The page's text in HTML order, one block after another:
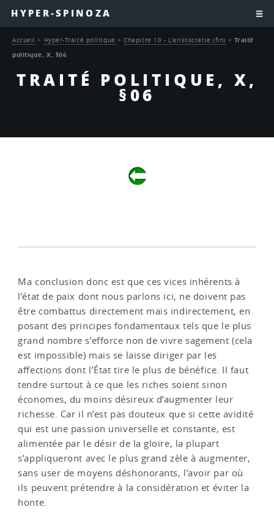
HYPER-SPINOZA
TRAITÉ POLITIQUE, X,
§06
Accueil > Hyper-Traité politique >Chapitre 10 - L’aristocratie (fin) > Traité
politique, X, §06
Ma conclusion donc est que ces vices inhérents à
l’état de paix dont nous parlons ici, ne doivent pas
être combattus directement mais indirectement, en
posant des principes fondamentaux tels que le plus
grand nombre s’efforce non de vivre sagement (cela
est impossible) mais se laisse diriger par les
affections dont l’État tire le plus de bénéfice. Il faut
tendre surtout à ce que les riches soient sinon
économes, du moins désireux d’augmenter leur
richesse. Car il n’est pas douteux que si cette avidité
qui est une passion universelle et constante, est
alimentée par le désir de la gloire, la plupart
s’appliqueront avec le plus grand zèle à augmenter,
sans user de moyens déshonorants, l’avoir par où
ils peuvent prétendre à la considération et éviter la
honte.